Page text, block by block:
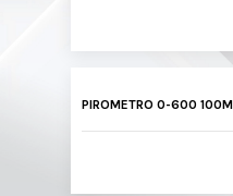
PIROMETRO 0-600